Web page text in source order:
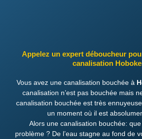
Appelez un expert déboucheur
canalisation
Vous avez une canalisation bouchée à
canalisation n’est pas bouchée mais
canalisation bouchée est très
un moment où il est
Alors une canalisation bouchée:
problème ? De l’eau stagne au fond de